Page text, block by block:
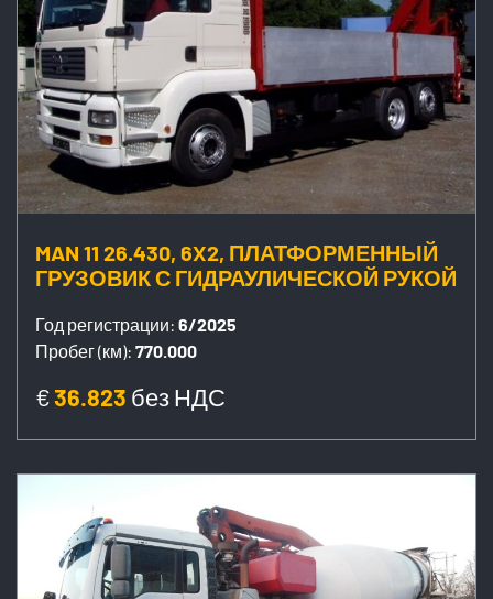
MAN 11 26.430, 6X2, ПЛАТФОРМЕННЫЙ
ГРУЗОВИК С ГИДРАУЛИЧЕСКОЙ РУКОЙ
Год регистрации: 6/2025
Пробег (км): 770.000
€36.823 без НДС